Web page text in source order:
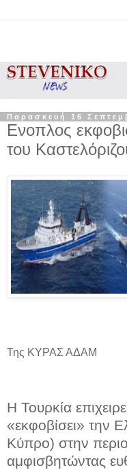
Παρασκευή 16
Ενοπλος
του
Της ΚΥΡΑΣ ΑΔΑΜ
Η Τουρκία
«εκφοβίσει» την
Κύπρο) στην
αμφισβητώντας